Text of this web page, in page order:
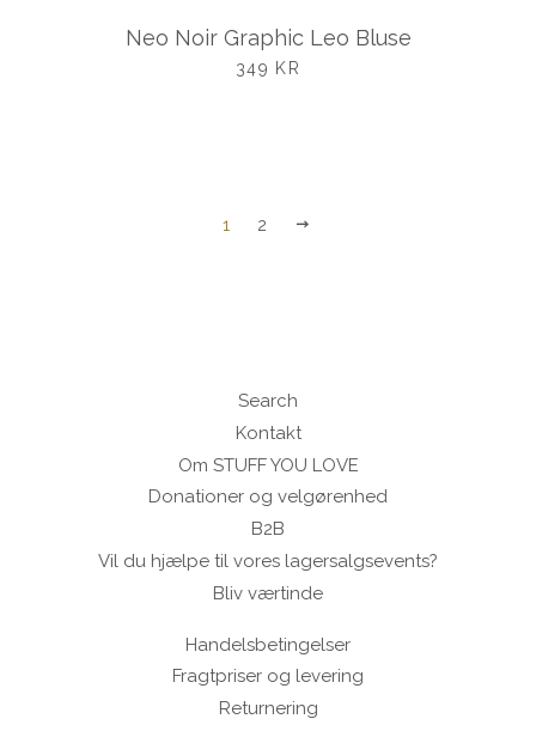
Neo Noir Graphic Leo Bluse
UDSALGSPRIS
349 KR
1 2
Search
Kontakt
Om STUFF YOU LOVE
Donationer og velgørenhed
B2B
Vil du hjælpe til vores lagersalgsevents?
Bliv værtinde
Handelsbetingelser
Fragtpriser og levering
Returnering